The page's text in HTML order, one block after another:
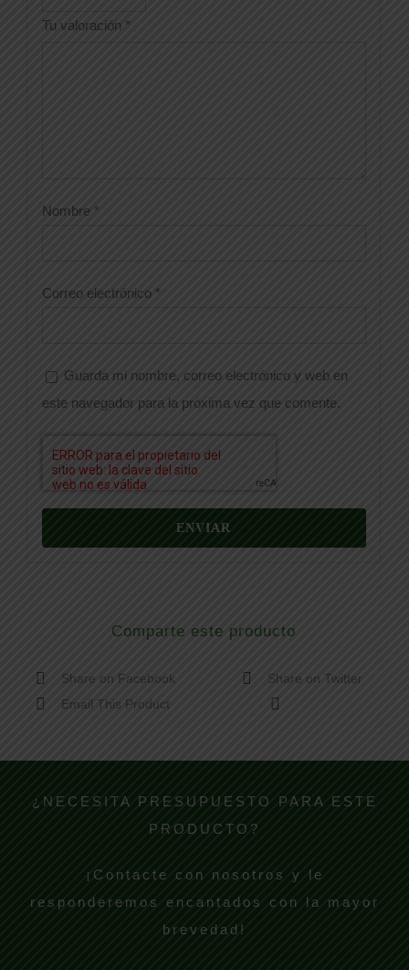
Tu valoración *
Nombre *
Correo electrónico *
Guarda mi nombre, correo electrónico y web en
este navegador para la próxima vez que comente.
Comparte este producto
Share on Facebook
Share on Twitter
Email This Product
¿NECESITA PRESUPUESTO PARA ESTE
PRODUCTO?
¡Contacte con nosotros y le
responderemos encantados con la mayor
brevedad!